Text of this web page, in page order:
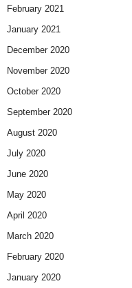
February 2021
January 2021
December 2020
November 2020
October 2020
September 2020
August 2020
July 2020
June 2020
May 2020
April 2020
March 2020
February 2020
January 2020